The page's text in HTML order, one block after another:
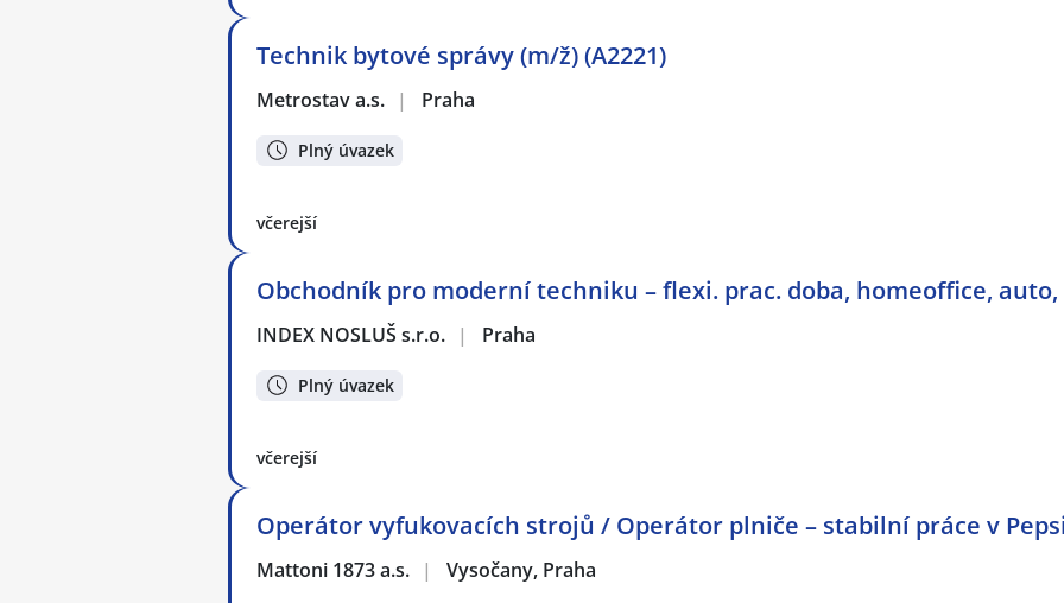
Technik bytové správy (m/ž) (A2221)
Metrostav a.s. | Praha
Plný úvazek
včerejší
Obchodník pro moderní techniku – flexi. prac. doba, homeoffice,
INDEX NOSLUŠ s.r.o. | Praha
Plný úvazek
včerejší
Operátor vyfukovacích strojů / Operátor plniče – stabilní práce v Pepsi
Mattoni 1873 a.s. | Vysočany, Praha